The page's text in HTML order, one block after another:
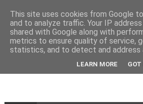
This site uses cookies from Google
and to analyze traffic. Your IP
shared with Google along with
metrics to ensure quality of service,
statistics, and to detect and address
LEARN MORE